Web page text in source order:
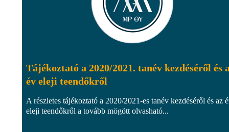
Tájékoztató a 2020/2021. tanév kezdéséről és
év eleji teendőkről
A részletes tájékoztató a 2020/2021-es tanév kezdéséről és az
eleji teendőkről a tovább mögött olvasható...